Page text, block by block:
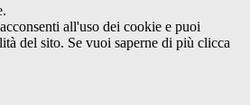
all'uso dei cookie e puoi
del sito. Se vuoi saperne di più clicca